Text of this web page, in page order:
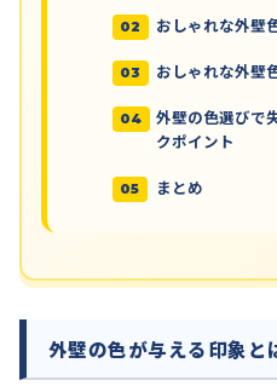
おしゃれな外壁
おしゃれな外壁
外壁の色選びで
クポイント
まとめ
外壁の色が与える印象と